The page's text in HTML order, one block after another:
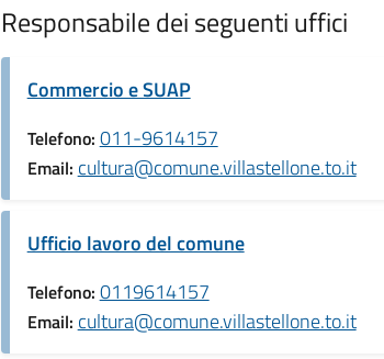
Responsabile dei seguenti uffici
Commercio e SUAP
Telefono: 011-9614157
Email: cultura@comune.villastellone.to.it
Ufficio lavoro del comune
Telefono: 0119614157
Email: cultura@comune.villastellone.to.it